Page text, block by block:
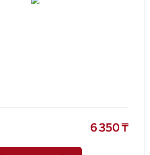
6 350 ₸